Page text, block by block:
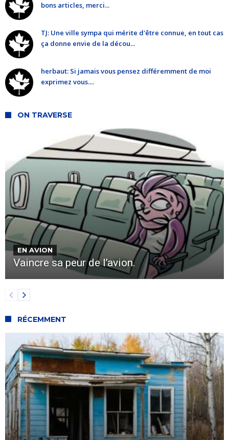
bons articles, merci...
TJ: Une ville sympa qui mérite d'être connue, en tout cas
ça donne envie de la décou...
herbaut: Si jamais vous pensez différemment de moi
exprimez vous....
ON TRAVERSE
EN AVION
Vaincre sa peur de l’avion.
RÉCEMMENT